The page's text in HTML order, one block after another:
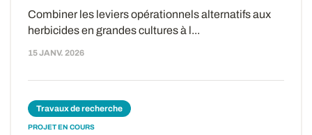
Combiner les leviers opérationnels alternatifs aux
herbicides en grandes cultures à l...
15 JANV. 2026
Travaux de recherche
PROJET EN COURS